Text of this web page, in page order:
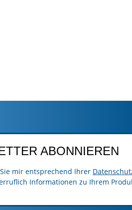
ABONNIEREN
mir entsprechend Ihrer
Informationen zu Ihrem